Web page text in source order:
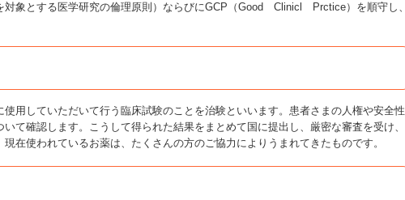
対象とする医学研究の倫理原則）ならびにGCP（Good Clinicl Prctice）を順守し、
用していただいて行う臨床試験のことを治験といいます。患者さまの人権や安全性
て確認します。こうして得られた結果をまとめて国に提出し、厳密な審査を受け、
在使われているお薬は、たくさんの方のご協力によりうまれてきたものです。